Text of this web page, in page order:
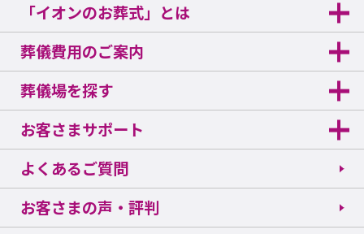
「イオンのお葬式」とは
葬儀費用のご案内
葬儀場を探す
お客さまサポート
よくあるご質問
お客さまの声・評判